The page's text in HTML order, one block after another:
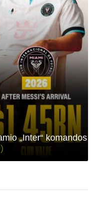
„Inter“ komandos